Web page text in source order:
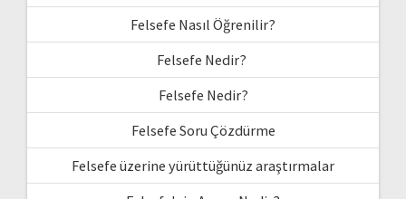
Felsefe Nasıl Öğrenilir?
Felsefe Nedir?
Felsefe Nedir?
Felsefe Soru Çözdürme
Felsefe üzerine yürüttüğünüz araştırmalar